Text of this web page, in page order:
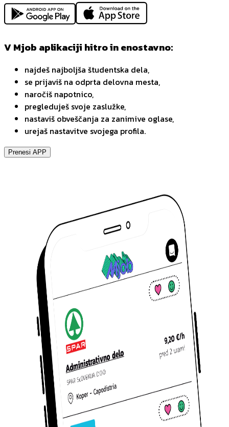
V Mjob aplikaciji hitro in enostavno:
najdeš najboljša študentska dela,
se prijaviš na odprta delovna mesta,
naročiš napotnico,
pregleduješ svoje zaslužke,
nastaviš obveščanja za zanimive oglase,
urejaš nastavitve svojega profila.
Prenesi APP